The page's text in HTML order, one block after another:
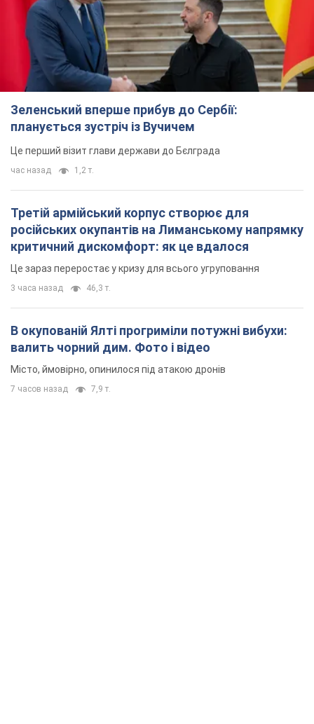
Зеленський вперше прибув до Сербії:
планується зустріч із Вучичем
Це перший візит глави держави до Бєлграда
час назад 1,2 т.
Третій армійський корпус створює для
російських окупантів на Лиманському напрямку
критичний дискомфорт: як це вдалося
Це зараз переростає у кризу для всього угруповання
3 часа назад 46,3 т.
В окупованій Ялті прогриміли потужні вибухи:
валить чорний дим. Фото і відео
Місто, ймовірно, опинилося під атакою дронів
7 часов назад 7,9 т.